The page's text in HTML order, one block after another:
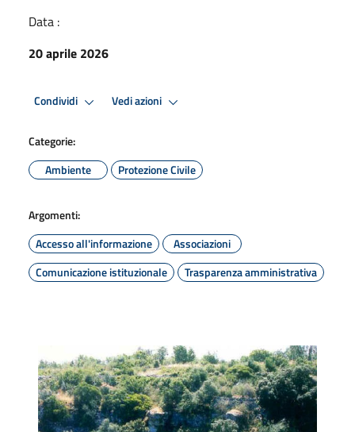
Data :
20 aprile 2026
Condividi Vedi azioni
Categorie:
Ambiente
Protezione Civile
Argomenti:
Accesso all'informazione
Associazioni
Comunicazione istituzionale
Trasparenza amministrativa